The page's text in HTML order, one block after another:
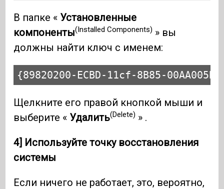
В папке « Установленные
компоненты(Installed Components) » вы
должны найти ключ с именем:
{89820200-ECBD-11cf-8B85-
Щелкните его правой кнопкой мыши и
выберите « Удалить(Delete) » .
4] Используйте точку восстановления
системы
Если ничего не работает, это, вероятно,